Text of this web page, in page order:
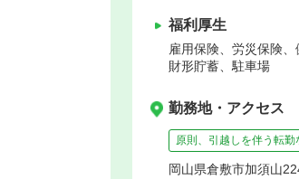
福利厚生
雇用保険、労災保険
財形貯蓄、駐車場
勤務地・アクセス
原則、引越しを伴う転勤
岡山県倉敷市加須山